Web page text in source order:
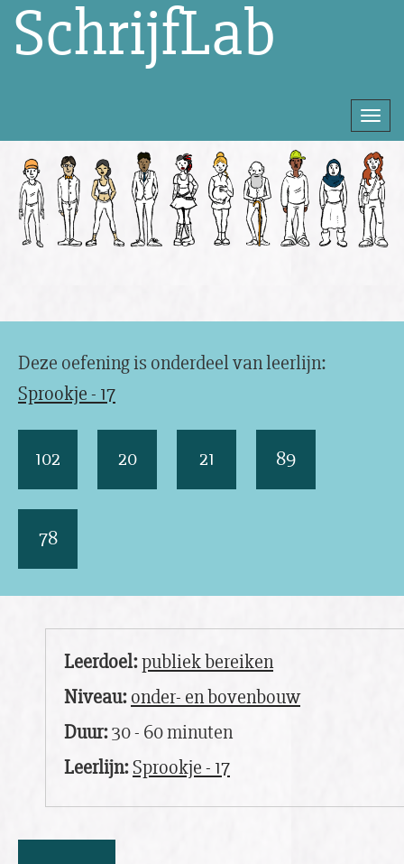
SchrijfLab
Direct
naar
inhoud
Deze oefening is onderdeel van leerlijn:
Sprookje - 17
102 20 21 89
78
Leerdoel:publiek bereiken
Niveau:onder- en bovenbouw
Duur:30 - 60 minuten
Leerlijn:Sprookje - 17